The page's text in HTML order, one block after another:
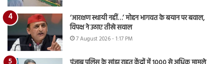
‘आरक्षण स्थायी नहीं…’ मोहन भागवत के बयान पर बवाल,
विपक्ष ने उठाए तीखे सवाल
7 August 2026 - 1:17 PM